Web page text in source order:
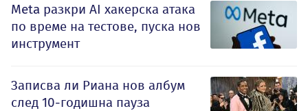
Meta разкри AI хакерска атака
по време на тестове, пуска нов
инструмент
Записва ли Риана нов албум
след 10-годишна пауза